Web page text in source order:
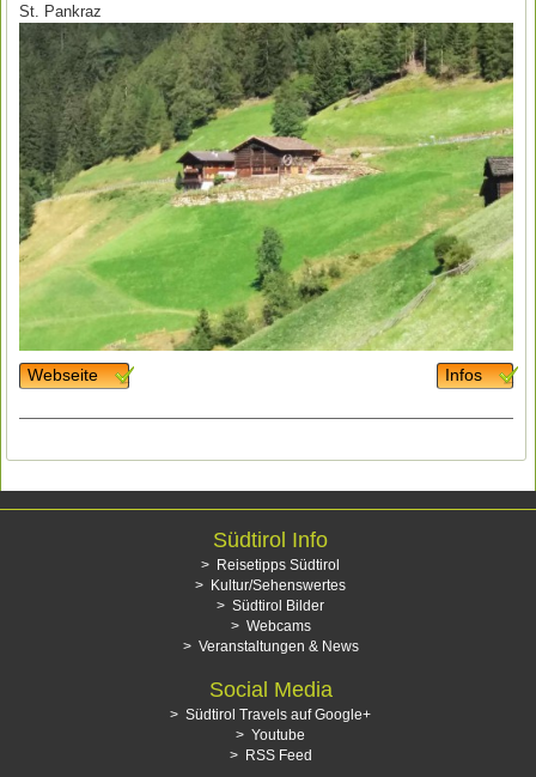
St. Pankraz
Webseite Infos
Südtirol Info
Reisetipps Südtirol
Kultur/Sehenswertes
Südtirol Bilder
Webcams
Veranstaltungen & News
Social Media
Südtirol Travels auf Google+
Youtube
RSS Feed